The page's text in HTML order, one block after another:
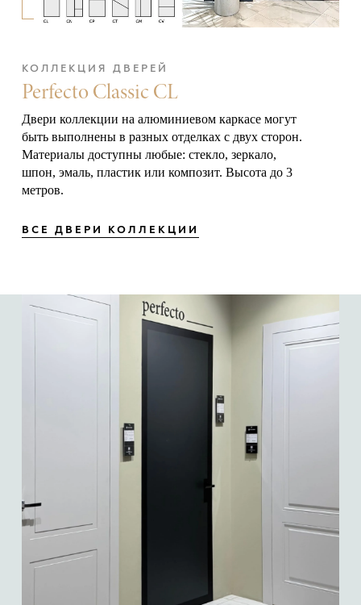
КОЛЛЕКЦИЯ ДВЕРЕЙ
Perfecto Classic CL
Двери коллекции на алюминиевом каркасе могут
быть выполнены в разных отделках с двух сторон.
Материалы доступны любые: стекло, зеркало,
шпон, эмаль, пластик или композит. Высота до 3
метров.
ВСЕ ДВЕРИ КОЛЛЕКЦИИ